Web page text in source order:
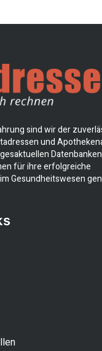
sind wir der
und
für ihre erfolgreiche
Gesundheitswesen